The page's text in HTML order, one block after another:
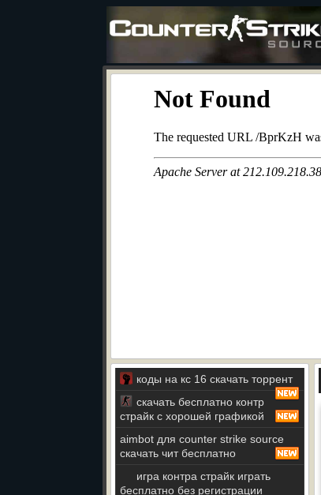
коды на кс 16 скачать торрент
скачать бесплатно контр
страйк с хорошей графикой
aimbot для counter strike source
скачать чит бесплатно
игра контра страйк играть
бесплатно без регистрации